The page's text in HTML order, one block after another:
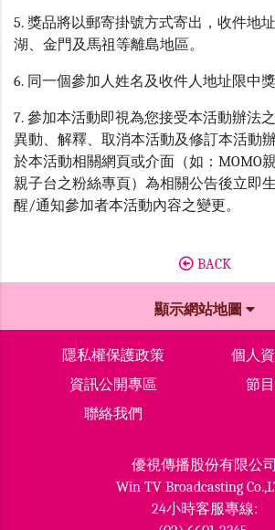
5. 獎品將以郵寄掛號方式寄出，收件地
湖、金門及馬祖等離島地區。
6. 同一個參加人姓名及收件人地址限中獎
7. 參加本活動即視為您接受本活動辦法
異動、解釋、取消本活動及修訂本活動
於本活動相關網頁或介面（如：MOMO
親子台之粉絲專頁）為相關公告後立即
醒/通知參加者本活動內容之變更。
BACK
顯示網站地圖
隱私權保護政策
個人
資訊公開專區
節
聯絡我們
優視傳播股份有限公司
Win TV Broadcasting
24小時客服專線: